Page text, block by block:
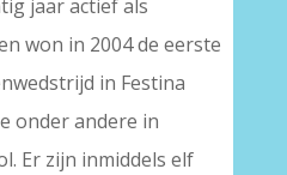
jaar actief als
won in 2004 de eerste
in Festina
onder andere in
Er zijn inmiddels elf